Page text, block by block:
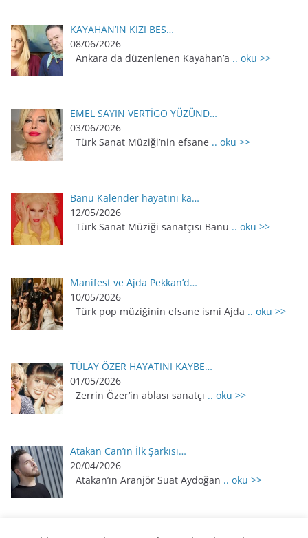
KAYAHAN’IN KIZI BES…
08/06/2026
Ankara da düzenlenen Kayahan’a .. oku >>
EMEL SAYIN VERTİGO YÜZÜND…
03/06/2026
Türk Sanat Müziği’nin efsane .. oku >>
Banu Kalender hayatını ka…
12/05/2026
Türk Sanat Müziği sanatçısı Banu .. oku >>
Manifest ve Ajda Pekkan’d…
10/05/2026
Türk pop müziğinin efsane ismi Ajda .. oku >>
TÜLAY ÖZER HAYATINI KAYBE…
01/05/2026
Zerrin Özer’in ablası sanatçı .. oku >>
Atakan Can’ın İlk Şarkısı…
20/04/2026
Atakan’ın Aranjör Suat Aydoğan .. oku >>